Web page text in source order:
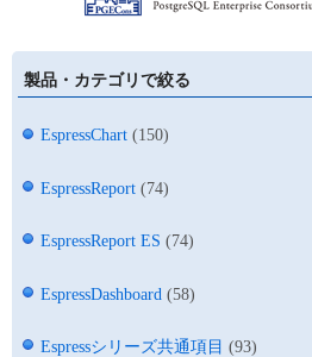
製品・カテゴリで絞る
EspressChart (150)
EspressReport (74)
EspressReport ES (74)
EspressDashboard (58)
Espressシリーズ共通項目 (93)